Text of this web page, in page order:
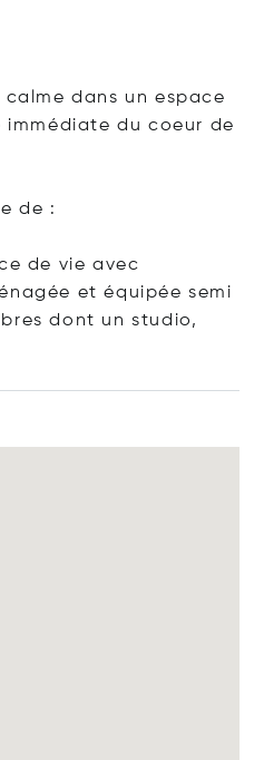
dans un espace
du coeur de
de :
de vie avec
et équipée semi
dont un studio,